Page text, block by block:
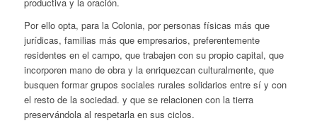
Por ello opta, para la Colonia, por personas físicas más que
jurídicas, familias más que empresarios, preferentemente
residentes en el campo, que trabajen con su propio capital, que
incorporen mano de obra y la enriquezcan culturalmente, que
busquen formar grupos sociales rurales solidarios entre sí y con
el resto de la sociedad. y que se relacionen con la tierra
preservándola al respetarla en sus ciclos.